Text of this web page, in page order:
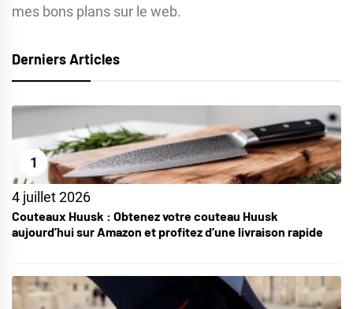
mes bons plans sur le web.
Derniers Articles
1
4 juillet 2026
Couteaux Huusk : Obtenez votre couteau Huusk
aujourd’hui sur Amazon et profitez d’une livraison rapide